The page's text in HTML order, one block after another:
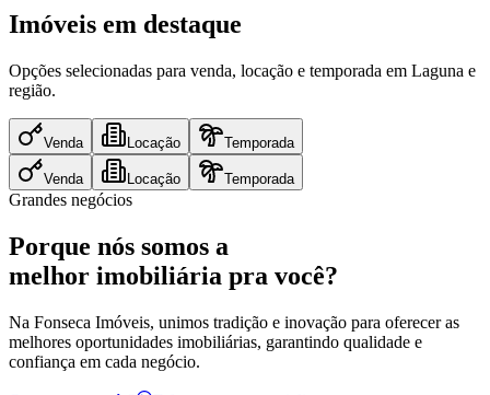
Imóveis em destaque
Opções selecionadas para venda, locação e temporada em Laguna e
região.
Venda Locação Temporada
Venda Locação Temporada
Grandes negócios
Porque nós somos a
melhor imobiliária pra você?
Na Fonseca Imóveis, unimos tradição e inovação para oferecer as
melhores oportunidades imobiliárias, garantindo qualidade e
confiança em cada negócio.